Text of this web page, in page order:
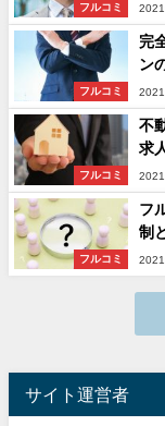
フルコミ 2021
フルコミ
完
ン
2021
フルコミ
不
求
2021
フルコミ
フ
制
2021
サイト運営者